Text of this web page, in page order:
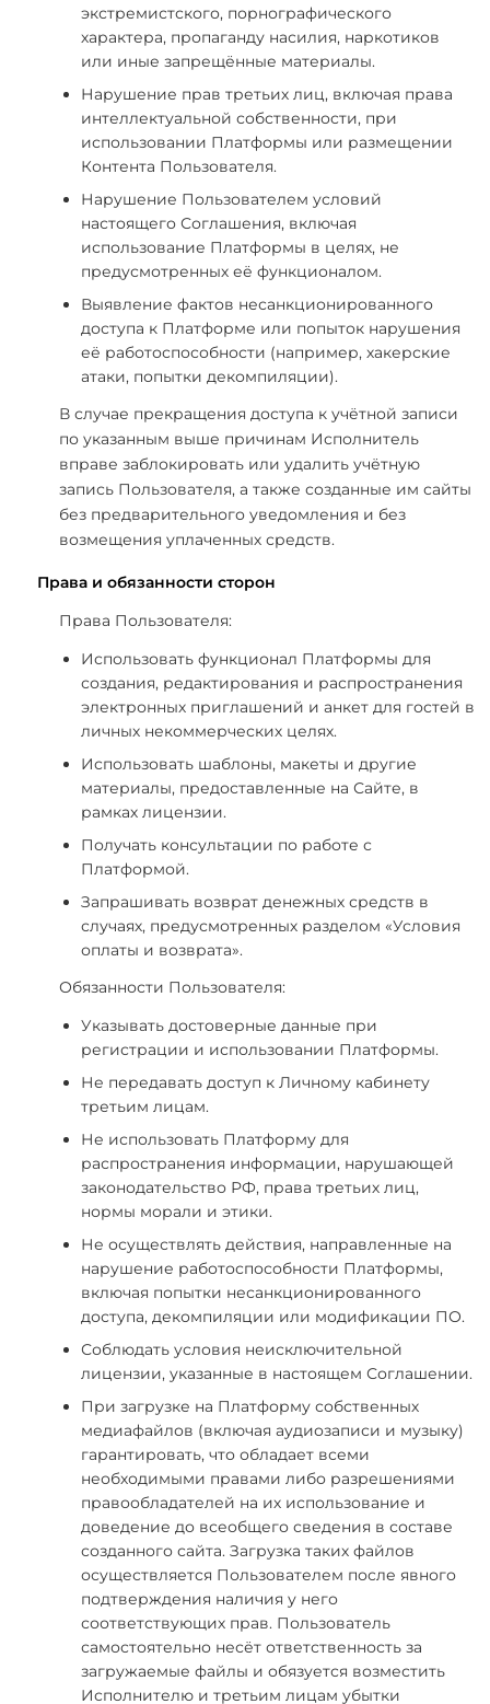
экстремистского, порнографического
характера, пропаганду насилия, наркотиков
или иные запрещённые материалы.
Нарушение прав третьих лиц, включая права
интеллектуальной собственности, при
использовании Платформы или размещении
Контента Пользователя.
Нарушение Пользователем условий
настоящего Соглашения, включая
использование Платформы в целях, не
предусмотренных её функционалом.
Выявление фактов несанкционированного
доступа к Платформе или попыток нарушения
её работоспособности (например, хакерские
атаки, попытки декомпиляции).
В случае прекращения доступа к учётной записи
по указанным выше причинам Исполнитель
вправе заблокировать или удалить учётную
запись Пользователя, а также созданные им сайты
без предварительного уведомления и без
возмещения уплаченных средств.
Права и обязанности сторон
Права Пользователя:
Использовать функционал Платформы для
создания, редактирования и распространения
электронных приглашений и анкет для гостей в
личных некоммерческих целях.
Использовать шаблоны, макеты и другие
материалы, предоставленные на Сайте, в
рамках лицензии.
Получать консультации по работе с
Платформой.
Запрашивать возврат денежных средств в
случаях, предусмотренных разделом «Условия
оплаты и возврата».
Обязанности Пользователя:
Указывать достоверные данные при
регистрации и использовании Платформы.
Не передавать доступ к Личному кабинету
третьим лицам.
Не использовать Платформу для
распространения информации, нарушающей
законодательство РФ, права третьих лиц,
нормы морали и этики.
Не осуществлять действия, направленные на
нарушение работоспособности Платформы,
включая попытки несанкционированного
доступа, декомпиляции или модификации ПО.
Соблюдать условия неисключительной
лицензии, указанные в настоящем Соглашении.
При загрузке на Платформу собственных
медиафайлов (включая аудиозаписи и музыку)
гарантировать, что обладает всеми
необходимыми правами либо разрешениями
правообладателей на их использование и
доведение до всеобщего сведения в составе
созданного сайта. Загрузка таких файлов
осуществляется Пользователем после явного
подтверждения наличия у него
соответствующих прав. Пользователь
самостоятельно несёт ответственность за
загружаемые файлы и обязуется возместить
Исполнителю и третьим лицам убытки